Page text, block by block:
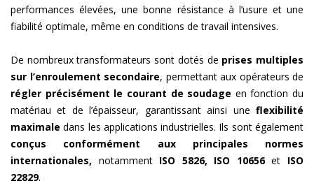
performances élevées, une bonne résistance à l’usure et une
fiabilité optimale, même en conditions de travail intensives.
De nombreux transformateurs sont dotés de prises multiples
sur l’enroulement secondaire, permettant aux opérateurs de
régler précisément le courant de soudage en fonction du
matériau et de l’épaisseur, garantissant ainsi une flexibilité
maximale dans les applications industrielles. Ils sont également
conçus conformément aux principales normes
internationales, notamment ISO 5826, ISO 10656et ISO
22829.